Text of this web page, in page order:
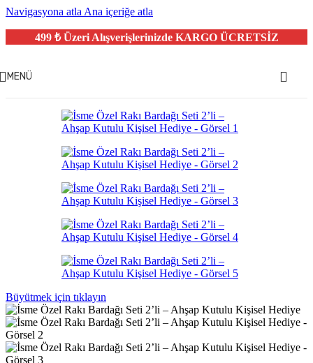
Navigasyona atla Ana içeriğe atla
499 ₺ Üzeri Alışverişlerinizde KARGO ÜCRETSİZ
MENÜ
Büyütmek için tıklayın